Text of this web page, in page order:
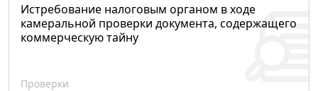
Истребование налоговым органом в ходе
камеральной проверки документа, содержащего
коммерческую тайну
Проверки